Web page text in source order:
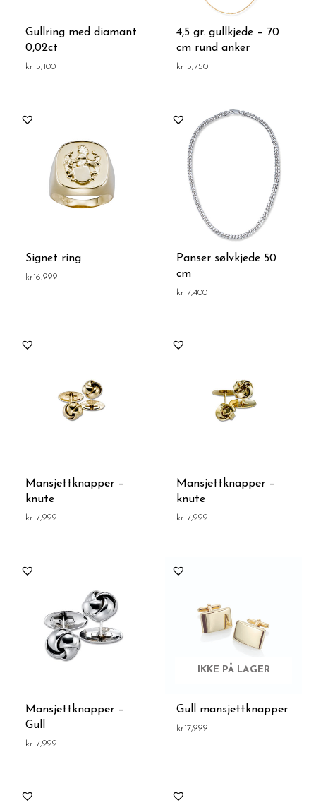
Gullring med diamant
0,02ct
kr15,100
4,5 gr. gullkjede – 70
cm rund anker
kr15,750
Signet ring
kr16,999
Panser sølvkjede 50
cm
kr17,400
Mansjettknapper –
knute
kr17,999
Mansjettknapper –
knute
kr17,999
Mansjettknapper –
Gull
kr17,999
IKKE PÅ LAGER
Gull mansjettknapper
kr17,999